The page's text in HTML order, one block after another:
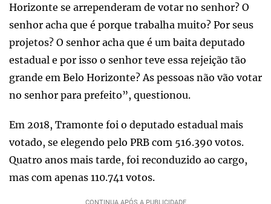
Horizonte se arrependeram de votar no senhor? O
senhor acha que é porque trabalha muito? Por seus
projetos? O senhor acha que é um baita deputado
estadual e por isso o senhor teve essa rejeição tão
grande em Belo Horizonte? As pessoas não vão votar
no senhor para prefeito”, questionou.
Em 2018, Tramonte foi o deputado estadual mais
votado, se elegendo pelo PRB com 516.390 votos.
Quatro anos mais tarde, foi reconduzido ao cargo,
mas com apenas 110.741 votos.